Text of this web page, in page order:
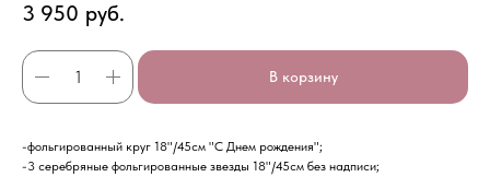
3 950 руб.
В корзину
-фольгированный круг 18"/45см "С Днем рождения";
-3 серебряные фольгированные звезды 18"/45см без надписи;